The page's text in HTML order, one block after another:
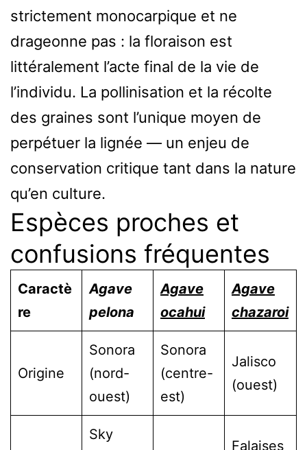
strictement monocarpique et ne
drageonne pas : la floraison est
littéralement l’acte final de la vie de
l’individu. La pollinisation et la récolte
des graines sont l’unique moyen de
perpétuer la lignée — un enjeu de
conservation critique tant dans la nature
qu’en culture.
Espèces proches et
confusions fréquentes
Caractè
re
Agave
pelona
Agave
ocahui
Agave
chazaroi
Origine
Sonora
(nord-
ouest)
Sonora
(centre-
est)
Jalisco
(ouest)
Sky
Falaises